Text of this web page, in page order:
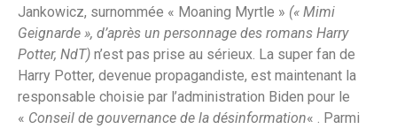
Jankowicz, surnommée « Moaning Myrtle » (« Mimi
Geignarde », d’après un personnage des romans Harry
Potter, NdT) n’est pas prise au sérieux. La super fan de
Harry Potter, devenue propagandiste, est maintenant la
responsable choisie par l’administration Biden pour le
« Conseil de gouvernance de la désinformation« . Parmi